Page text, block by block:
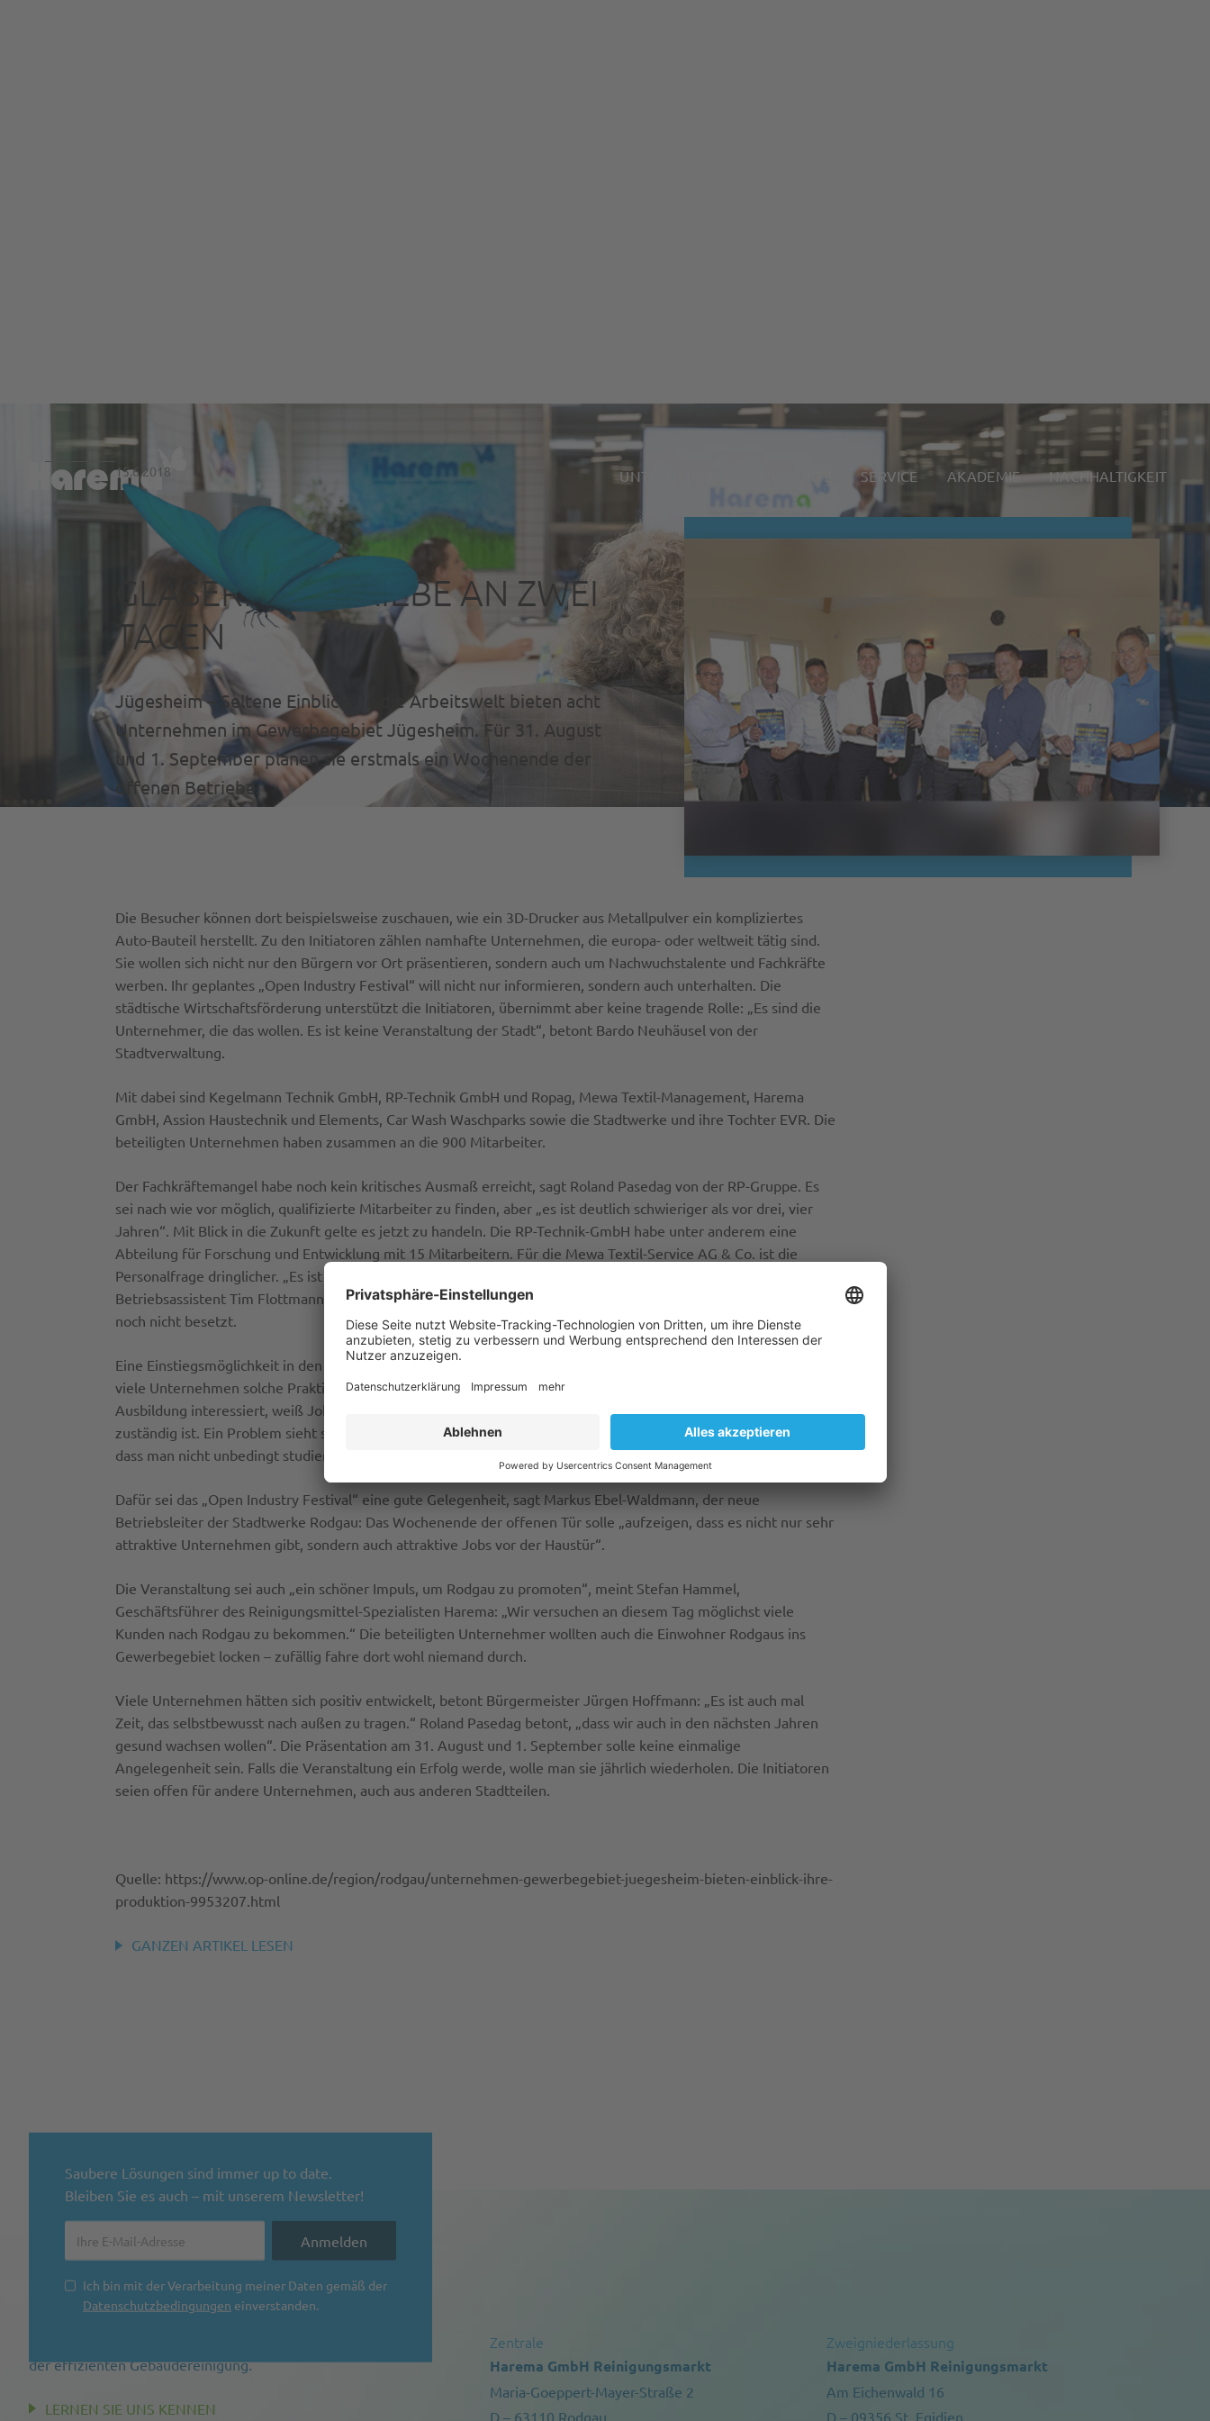
UNTERNEHMEN SERVICE AKADEMIE NACHHALTIGKEIT
15.6.2018
GLÄSERNE BETRIEBE AN ZWEI
TAGEN
Jügesheim – Seltene Einblicke in die Arbeitswelt bieten acht
Unternehmen im Gewerbegebiet Jügesheim. Für 31. August
und 1. September planen sie erstmals ein Wochenende der
offenen Betriebe.
Die Besucher können dort beispielsweise zuschauen, wie ein 3D-Drucker aus Metallpulver ein kompliziertes
Auto-Bauteil herstellt. Zu den Initiatoren zählen namhafte Unternehmen, die europa- oder weltweit tätig sind.
Sie wollen sich nicht nur den Bürgern vor Ort präsentieren, sondern auch um Nachwuchstalente und Fachkräfte
werben. Ihr geplantes „Open Industry Festival“ will nicht nur informieren, sondern auch unterhalten. Die
städtische Wirtschaftsförderung unterstützt die Initiatoren, übernimmt aber keine tragende Rolle: „Es sind die
Unternehmer, die das wollen. Es ist keine Veranstaltung der Stadt“, betont Bardo Neuhäusel von der
Stadtverwaltung.
Mit dabei sind Kegelmann Technik GmbH, RP-Technik GmbH und Ropag, Mewa Textil-Management, Harema
GmbH, Assion Haustechnik und Elements, Car Wash Waschparks sowie die Stadtwerke und ihre Tochter EVR. Die
beteiligten Unternehmen haben zusammen an die 900 Mitarbeiter.
Der Fachkräftemangel habe noch kein kritisches Ausmaß erreicht, sagt Roland Pasedag von der RP-Gruppe. Es
sei nach wie vor möglich, qualifizierte Mitarbeiter zu finden, aber „es ist deutlich schwieriger als vor drei, vier
Jahren“. Mit Blick in die Zukunft gelte es jetzt zu handeln. Die RP-Technik-GmbH habe unter anderem eine
Abteilung für Forschung und Entwicklung mit 15 Mitarbeitern. Für die Mewa Textil-Service AG & Co. ist die
Personalfrage dringlicher. „Es ist sehr schwer geworden, wir finden fast keine Fachkräfte mehr“, sagt
Betriebsassistent Tim Flottmann. Einzelne Stellen in der Produktion seien seit zwei Jahren ausgeschrieben und
noch nicht besetzt.
Eine Einstiegsmöglichkeit in den Beruf bieten Praktika für Schüler und Studenten. Auch in Jügesheim bieten
viele Unternehmen solche Praktikumsplätze an. Nicht jeder gute Praktikant sei auch an einer betrieblichen
Ausbildung interessiert, weiß Johanna Krimm, die bei der Kegelmann Technik GmbH für Marketing und PR
zuständig ist. Ein Problem sieht sie darin, dass viele Abiturienten studieren wollen: „Wir versuchen zu zeigen,
dass man nicht unbedingt studiert haben muss.“
Dafür sei das „Open Industry Festival“ eine gute Gelegenheit, sagt Markus Ebel-Waldmann, der neue
Betriebsleiter der Stadtwerke Rodgau: Das Wochenende der offenen Tür solle „aufzeigen, dass es nicht nur sehr
attraktive Unternehmen gibt, sondern auch attraktive Jobs vor der Haustür“.
Die Veranstaltung sei auch „ein schöner Impuls, um Rodgau zu promoten“, meint Stefan Hammel,
Geschäftsführer des Reinigungsmittel-Spezialisten Harema: „Wir versuchen an diesem Tag möglichst viele
Kunden nach Rodgau zu bekommen.“ Die beteiligten Unternehmer wollten auch die Einwohner Rodgaus ins
Gewerbegebiet locken – zufällig fahre dort wohl niemand durch.
Viele Unternehmen hätten sich positiv entwickelt, betont Bürgermeister Jürgen Hoffmann: „Es ist auch mal
Zeit, das selbstbewusst nach außen zu tragen.“ Roland Pasedag betont, „dass wir auch in den nächsten Jahren
gesund wachsen wollen“. Die Präsentation am 31. August und 1. September solle keine einmalige
Angelegenheit sein. Falls die Veranstaltung ein Erfolg werde, wolle man sie jährlich wiederholen. Die Initiatoren
seien offen für andere Unternehmen, auch aus anderen Stadtteilen.
Quelle: https://www.op-online.de/region/rodgau/unternehmen-gewerbegebiet-juegesheim-bieten-einblick-ihre-
produktion-9953207.html
GANZEN ARTIKEL LESEN
Saubere Lösungen sind immer up to date.
Bleiben Sie es auch – mit unserem Newsletter!
Ich bin mit der Verarbeitung meiner Daten gemäß der
Datenschutzbedingungen einverstanden.
der effizienten Gebäudereinigung.
LERNEN SIE UNS KENNEN
Zentrale
Harema GmbH Reinigungsmarkt
Maria-Goeppert-Mayer-Straße 2
D – 63110 Rodgau
Zweigniederlassung
Harema GmbH Reinigungsmarkt
Am Eichenwald 16
D – 09356 St. Egidien